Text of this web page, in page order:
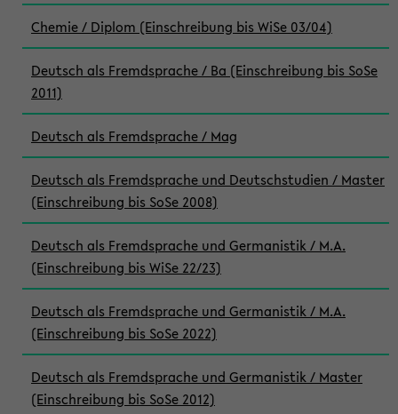
Chemie / Diplom (Einschreibung bis WiSe 03/04)
Deutsch als Fremdsprache / Ba (Einschreibung bis SoSe
2011)
Deutsch als Fremdsprache / Mag
Deutsch als Fremdsprache und Deutschstudien / Master
(Einschreibung bis SoSe 2008)
Deutsch als Fremdsprache und Germanistik / M.A.
(Einschreibung bis WiSe 22/23)
Deutsch als Fremdsprache und Germanistik / M.A.
(Einschreibung bis SoSe 2022)
Deutsch als Fremdsprache und Germanistik / Master
(Einschreibung bis SoSe 2012)